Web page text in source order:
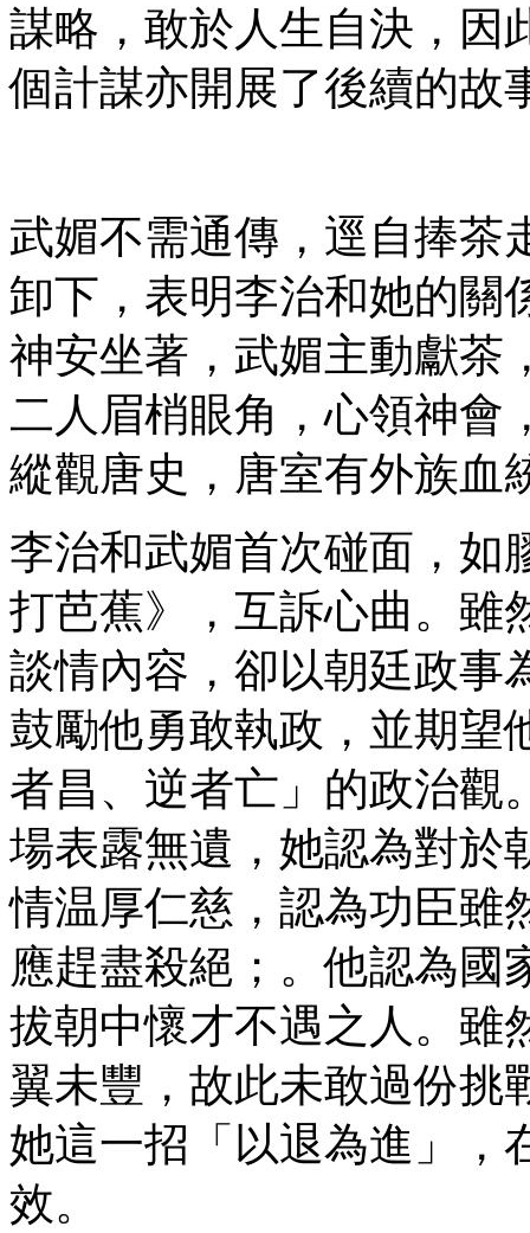
謀略，敢於人生自決，因
個計謀亦開展了後續的故
武媚不需通傳，逕自捧茶
卸下，表明李治和她的關
神安坐著，武媚主動獻茶
二人眉梢眼角，心領神會
縱觀唐史，唐室有外族血
李治和武媚首次碰面，如
打芭蕉》，互訴心曲。雖
談情內容，卻以朝廷政事
鼓勵他勇敢執政，並期望
者昌、逆者亡」的政治觀
場表露無遺，她認為對於
情温厚仁慈，認為功臣雖
應趕盡殺絕；。他認為國
拔朝中懷才不遇之人。雖
翼未豐，故此未敢過份挑
她這一招「以退為進」，
效。